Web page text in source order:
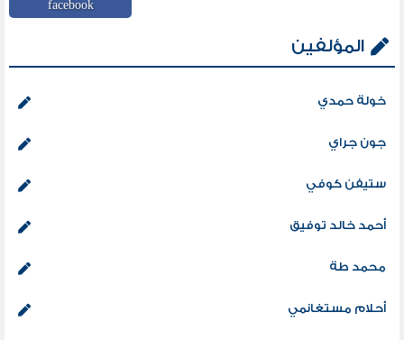
facebook
المؤلفين
خولة حمدي
جون جراي
ستيفن كوفي
أحمد خالد توفيق
محمد طة
أحلام مستغانمي